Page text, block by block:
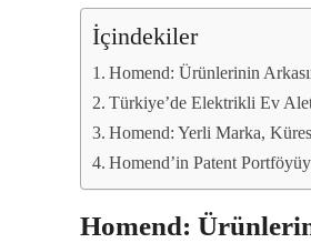
İçindekiler
Homend: Ürünlerinin
Türkiye’de Elektrikli Ev
Homend: Yerli Marka,
Homend’in Patent
Homend: